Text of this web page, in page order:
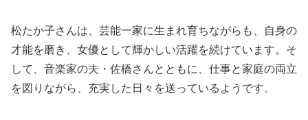
松たか子さんは、芸能一家に生まれ育ちながらも、自身の
才能を磨き、女優として輝かしい活躍を続けています。そ
して、音楽家の夫・佐橋さんとともに、仕事と家庭の両立
を図りながら、充実した日々を送っているようです。